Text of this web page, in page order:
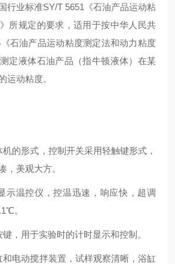
行业标准SY/T 5651《石油产品运动粘
所规定的要求， 适用于按中华人民共
石油产品运动粘度测定法和动力粘度
测定液体石油产品（指牛顿液体）在某
运动粘度。
的形式，控制开关采用轻触键形式，
，美观大方。
示温控仪，控温迅速，响应快，超调
。
，用于实验时的计时显示和控制。
电动搅拌装置，试样观察清晰，浴缸